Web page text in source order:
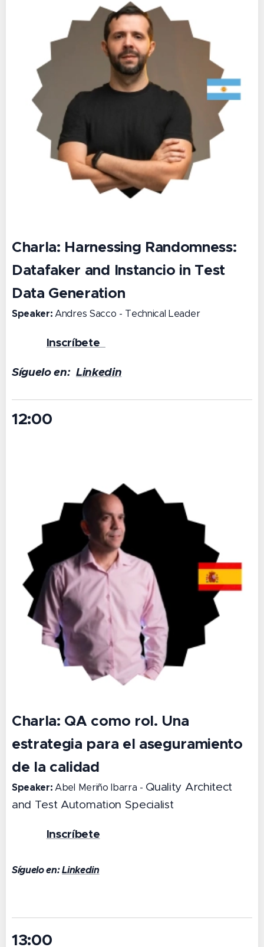
Charla: Harnessing Randomness:
Datafaker and Instancio in Test
Data Generation
Speaker:Andres Sacco - Technical Leader
Inscríbete
Síguelo en: Linkedin
12:00
Charla: QA como rol. Una
estrategia para el aseguramiento
de la calidad
Speaker:Abel Meriño Ibarra - Quality Architect
and Test Automation Specialist
Inscríbete
Síguelo en:Linkedin
13:00